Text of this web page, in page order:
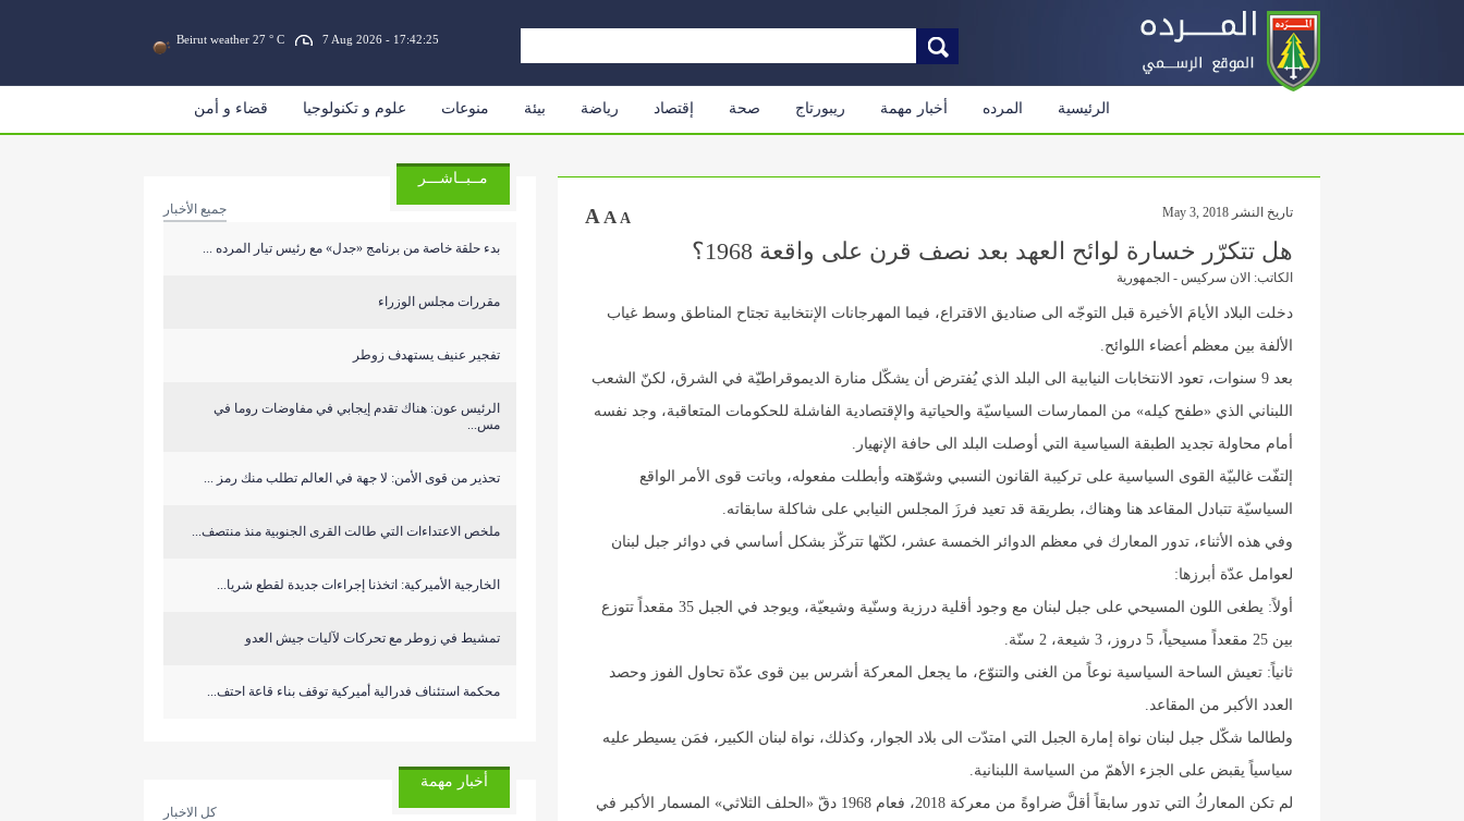
Beirut weather 27 ° C 7 Aug 2026 - 17:42:25
الرئيسية المرده أخبار مهمة ريبورتاج صحة إقتصاد رياضة بيئة منوعات علوم و تكنولوجيا قضاء و أمن
تاريخ النشر May 3, 2018 A A A
هل تتكرّر خسارة لوائح العهد بعد نصف قرن على واقعة 1968؟
الكاتب: الان سركيس - الجمهورية
دخلت البلاد الأيامَ الأخيرة قبل التوجّه الى صناديق الاقتراع، فيما المهرجانات الإنتخابية تجتاح المناطق وسط غياب
الألفة بين معظم أعضاء اللوائح.
بعد 9 سنوات، تعود الانتخابات النيابية الى البلد الذي يُفترض أن يشكّل منارة الديموقراطيّة في الشرق، لكنّ الشعب
اللبناني الذي «طفح كيله» من الممارسات السياسيّة والحياتية والإقتصادية الفاشلة للحكومات المتعاقبة، وجد نفسه
أمام محاولة تجديد الطبقة السياسية التي أوصلت البلد الى حافة الإنهيار.
إلتفّت غالبيّة القوى السياسية على تركيبة القانون النسبي وشوّهته وأبطلت مفعوله، وباتت قوى الأمر الواقع
السياسيّة تتبادل المقاعد هنا وهناك، بطريقة قد تعيد فرزَ المجلس النيابي على شاكلة سابقاته.
وفي هذه الأثناء، تدور المعارك في معظم الدوائر الخمسة عشر، لكنّها تتركّز بشكل أساسي في دوائر جبل لبنان
لعوامل عدّة أبرزها:
أولاً: يطغى اللون المسيحي على جبل لبنان مع وجود أقلية درزية وسنّية وشيعيّة، ويوجد في الجبل 35 مقعداً تتوزع
بين 25 مقعداً مسيحياً، 5 دروز، 3 شيعة، 2 سنّة.
ثانياً: تعيش الساحة السياسية نوعاً من الغنى والتنوّع، ما يجعل المعركة أشرس بين قوى عدّة تحاول الفوز وحصد
العدد الأكبر من المقاعد.
ولطالما شكّل جبل لبنان نواة إمارة الجبل التي امتدّت الى بلاد الجوار، وكذلك، نواة لبنان الكبير، فمَن يسيطر عليه
سياسياً يقبض على الجزء الأهمّ من السياسة اللبنانية.
لم تكن المعاركُ التي تدور سابقاً أقلَّ ضراوةً من معركة 2018، فعام 1968 دقّ «الحلف الثلاثي» المسمار الأكبر في
مــبــاشـــر
جميع الأخبار
بدء حلقة خاصة من برنامج «جدل» مع رئيس تيار المرده ...
مقررات مجلس الوزراء
تفجير عنيف يستهدف زوطر
الرئيس عون: هناك تقدم إيجابي في مفاوضات روما في
مس...
تحذير من قوى الأمن: لا جهة في العالم تطلب منك رمز ...
ملخص الاعتداءات التي طالت القرى الجنوبية منذ منتصف...
الخارجية الأميركية: اتخذنا إجراءات جديدة لقطع شريا...
تمشيط في زوطر مع تحركات لآليات جيش العدو
‏محكمة استئناف فدرالية أميركية توقف بناء قاعة احتف...
أخبار مهمة
كل الاخبار